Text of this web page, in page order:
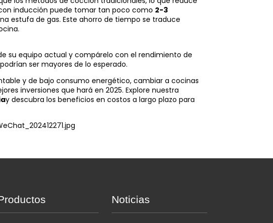
inducción puede tomar tan poco como 2-3
estufa de gas. Este ahorro de tiempo se traduce
su equipo actual y compárelo con el rendimiento de
ser mayores de lo esperado.
y de bajo consumo energético, cambiar a cocinas
inversiones que hará en 2025. Explore nuestra
y descubra los beneficios en costos a largo plazo para
Noticias